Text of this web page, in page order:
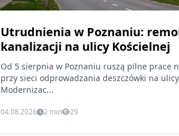
Utrudnienia w Poznaniu:
kanalizacji na ulicy Kościelnej
Od 5 sierpnia w Poznaniu ruszą pilne prace
przy sieci odprowadzania deszczówki na
Modernizac...
04.08.2026 2 min 29